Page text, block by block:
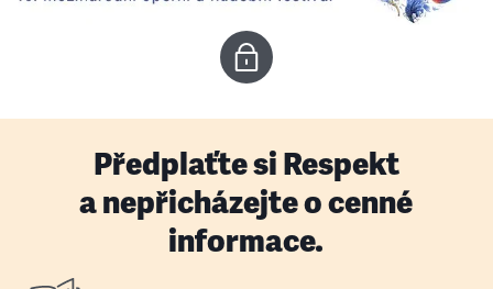
Předplaťte si Respekt
a nepřicházejte o cenné
informace.